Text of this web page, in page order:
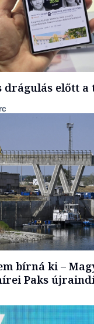
előtt a
bírná ki –
Paks